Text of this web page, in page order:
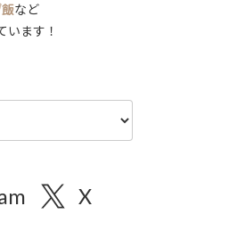
飯など
います！
X